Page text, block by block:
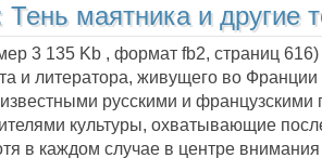
Тень маятника и другие
3 135 Kb , формат fb2, страниц 616
и литератора, живущего во Франции
русскими и французскими
культуры, охватывающие
в каждом случае в центре